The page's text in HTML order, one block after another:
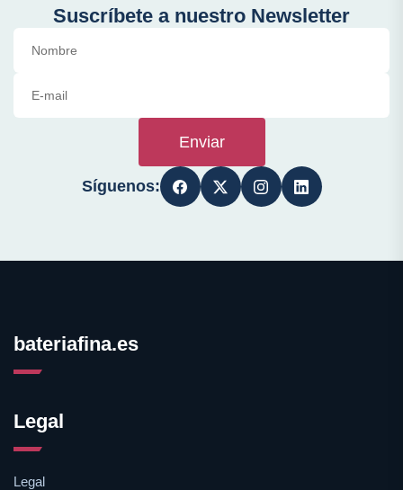
Suscríbete a nuestro Newsletter
Enviar
Síguenos:
bateriafina.es
Legal
Legal